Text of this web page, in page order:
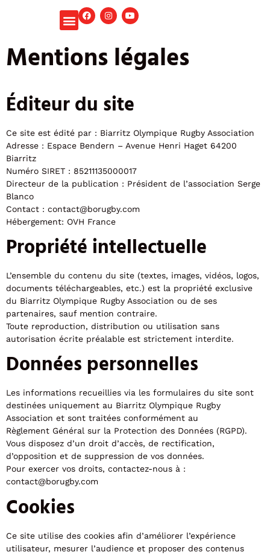
Mentions légales
Éditeur du site
Ce site est édité par : Biarritz Olympique Rugby Association
Adresse : Espace Bendern – Avenue Henri Haget 64200
Biarritz
Numéro SIRET : 85211135000017
Directeur de la publication : Président de l’association Serge
Blanco
Contact : contact@borugby.com
Hébergement: OVH France
Propriété intellectuelle
L’ensemble du contenu du site (textes, images, vidéos, logos,
documents téléchargeables, etc.) est la propriété exclusive
du Biarritz Olympique Rugby Association ou de ses
partenaires, sauf mention contraire.
Toute reproduction, distribution ou utilisation sans
autorisation écrite préalable est strictement interdite.
Données personnelles
Les informations recueillies via les formulaires du site sont
destinées uniquement au Biarritz Olympique Rugby
Association et sont traitées conformément au
Règlement Général sur la Protection des Données (RGPD).
Vous disposez d’un droit d’accès, de rectification,
d’opposition et de suppression de vos données.
Pour exercer vos droits, contactez-nous à :
contact@borugby.com
Cookies
Ce site utilise des cookies afin d’améliorer l’expérience
utilisateur, mesurer l’audience et proposer des contenus
Panneau de gestion des cookies